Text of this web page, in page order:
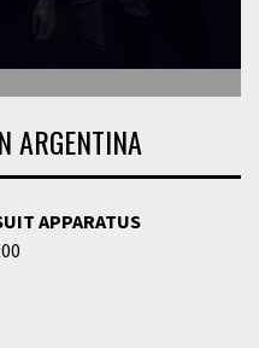
ARGENTINA
APPARATUS